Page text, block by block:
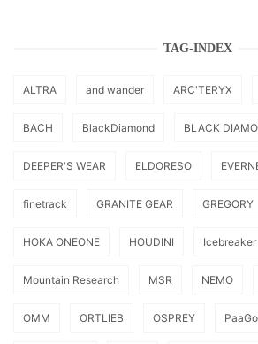
TAG-INDEX
ALTRA and wander ARC'TERYX
BACH BlackDiamond BLACK
DEEPER'S WEAR ELDORESO
finetrack GRANITE GEAR GREGORY
HOKA ONEONE HOUDINI Icebreaker
Mountain Research MSR NEMO
OMM ORTLIEB OSPREY PaaGo